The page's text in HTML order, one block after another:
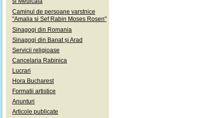
Caminul de persoane varstnice
"Amalia si Sef Rabin Moses Rosen"
Sinagogi din Romania
Sinagogi din Banat și Arad
Servicii religioase
Cancelaria Rabinica
Lucrari
Hora Bucharest
Formatii artistice
Anunturi
Articole publicate